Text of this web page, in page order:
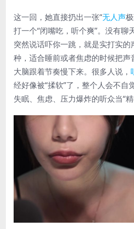
这一回，她直接扔出一张“无人声
打一个“闭嘴吃，听个爽”。没有聊
突然说话吓你一跳，就是实打实的
种，适合睡前或者焦虑的时候把声
大脑跟着节奏慢下来。很多人说，
经好像被“揉软”了，整个人会不自
失眠、焦虑、压力爆炸的听众当“精